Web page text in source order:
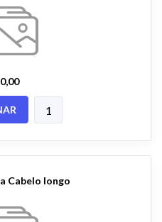
Cabelo longo